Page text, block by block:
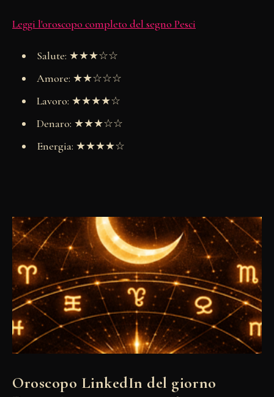
Leggi l'oroscopo completo del segno Pesci
Salute: ★★★☆☆
Amore: ★★☆☆☆
Lavoro: ★★★★☆
Denaro: ★★★☆☆
Energia: ★★★★☆
Oroscopo LinkedIn del giorno